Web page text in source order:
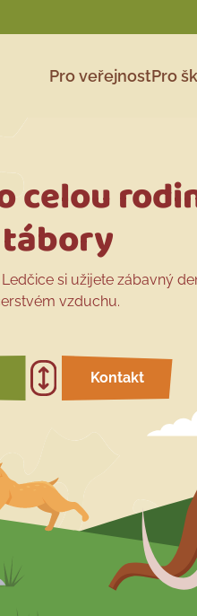
Pro veřejnostPro
celou
si užijete zábavný
vzduchu.
Kontakt